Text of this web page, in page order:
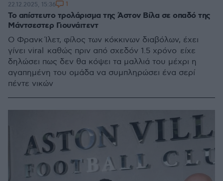
Το απίστευτο τρολάρισμα της Άστον Βίλα σε οπαδό της
Μάντσεστερ Γιουνάιτεντ
Ο Φρανκ Ίλετ, φίλος των κόκκινων διαβόλων, έχει
γίνει viral καθώς πριν από σχεδόν 1.5 χρόνο είχε
δηλώσει πως δεν θα κόψει τα μαλλιά του μέχρι η
αγαπημένη του ομάδα να συμπληρώσει ένα σερί
πέντε νικών
22.12.2025, 15:36 1